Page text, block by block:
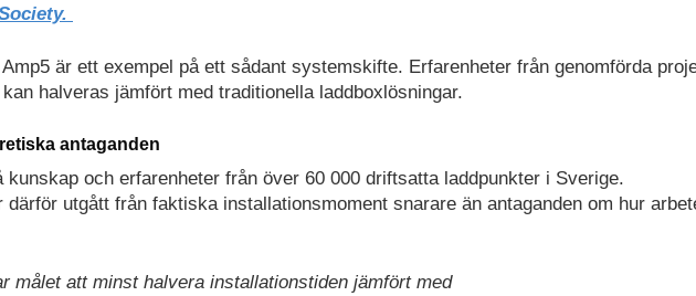
är ett exempel på ett sådant systemskifte. Erfarenheter från genomförda
halveras jämfört med traditionella laddboxlösningar.
antaganden
kunskap och erfarenheter från över 60 000 driftsatta laddpunkter i Sverige.
därför utgått från faktiska installationsmoment snarare än antaganden om hur
målet att minst halvera installationstiden jämfört med